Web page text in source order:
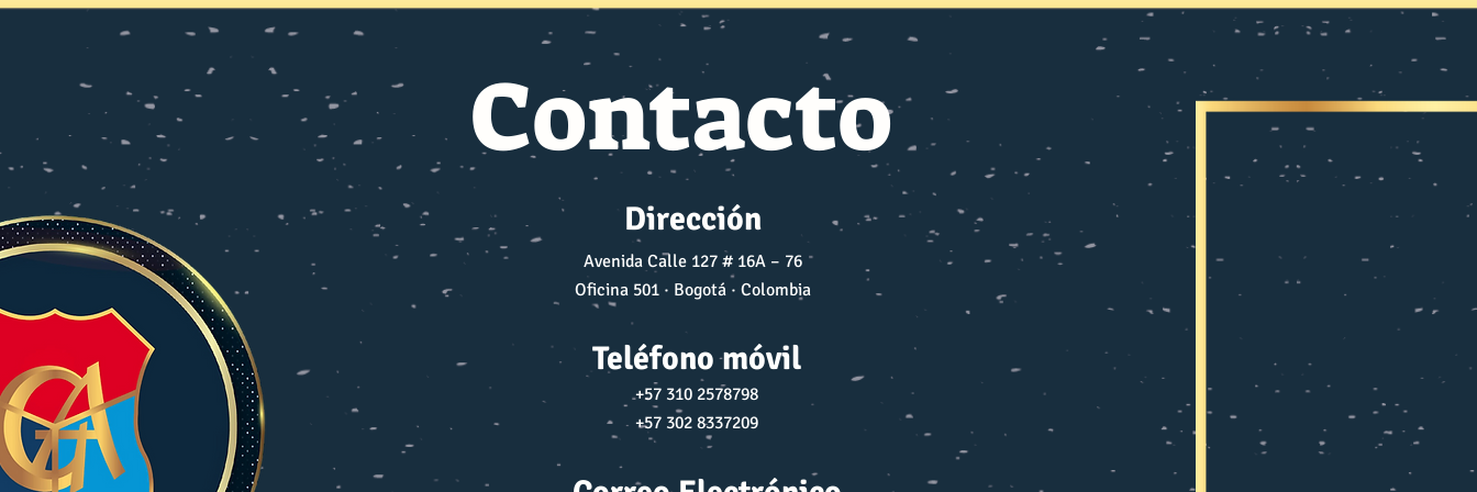
REDEFINE RUTAS
MARÍTIMAS
Contacto
Dirección
Avenida Calle 127 # 16A – 76
Oficina 501 · Bogotá · Colombia
Teléfono móvil
+57 310 2578798
+57 302 8337209